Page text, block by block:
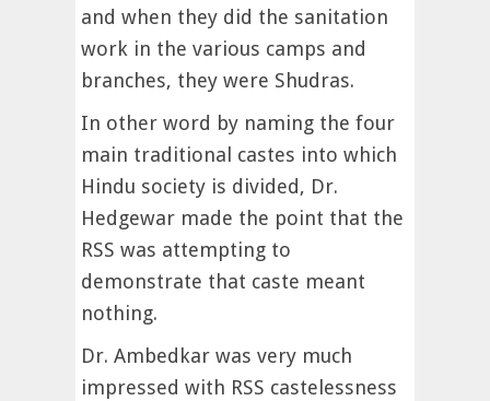
and when they did the sanitation
work in the various camps and
branches, they were Shudras.
In other word by naming the four
main traditional castes into which
Hindu society is divided, Dr.
Hedgewar made the point that the
RSS was attempting to
demonstrate that caste meant
nothing.
Dr. Ambedkar was very much
impressed with RSS castelessness